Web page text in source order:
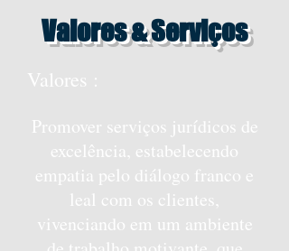
Valores & Serviços
Valores :
Promover serviços jurídicos de
excelência, estabelecendo
empatia pelo diálogo franco e
leal com os clientes,
vivenciando em um ambiente